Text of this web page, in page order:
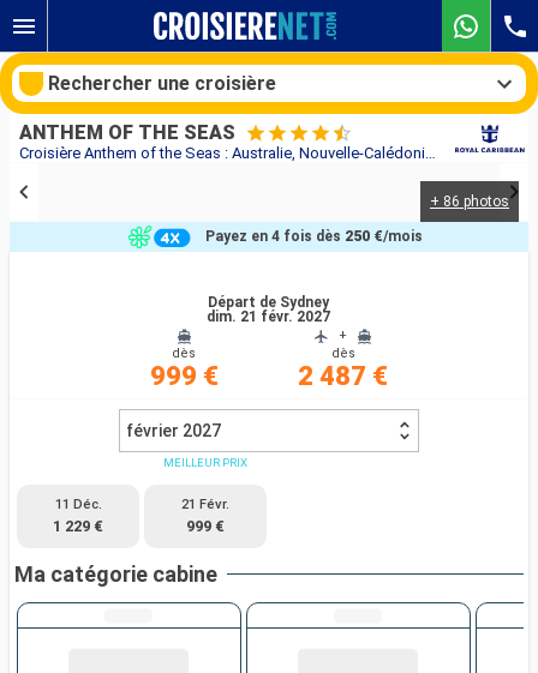
Croisière Anthem of the Seas : Australie, Nouvelle-Calédonie, Vanuatu au départ de Sydney
ANTHEM OF THE SEAS
+ 86 photos
Départ de Sydney
dim. 21 févr. 2027
dès
999 €
+
dès
2 487 €
Payez en 4 fois dès 250 €/mois
février 2027
11 Déc.
1 229 €
MEILLEUR PRIX
21 Févr.
999 €
Ma catégorie cabine
Rechercher une croisière
Compagnies
Rechercher